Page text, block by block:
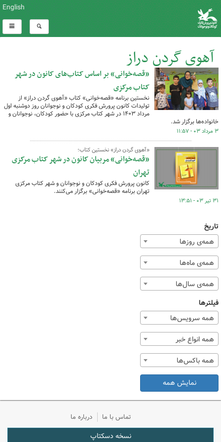
English
آهوی گردن دراز
کل اخبار:2
«قصه‌خوانی» بر اساس کتاب‌های کانون در شهر
کتاب مرکزی
نخستین برنامه «قصه‌خوانی» کتاب «آهوی گردن دراز» از
تولیدات کانون پرورش فکری کودکان و نوجوانان روز دوشنبه اول
مرداد ۱۴۰۳ در شهر کتاب مرکزی با حضور کودکان، نوجوانان و
خانواده‌ها برگزار شد.
۳ مرداد ۰۳ - ۱۱:۵۷
«آهوی گردن دراز» نخستین کتاب؛
«قصه‌خوانی» مربیان کانون در شهر کتاب مرکزی
تهران
کانون پرورش فکری کودکان و نوجوانان و شهر کتاب مرکزی
تهران برنامه «قصه‌خوانی» برگزار می‌کنند.
۳۱ تیر ۰۳ - ۱۳:۵۱
تاریخ
همه‌ی روزها
همه‌ی ماه‌ها
همه‌ی سال‌ها
فیلترها
همه سرویس‌ها
همه انواع خبر
همه باکس‌ها
نمایش همه
تماس با ما درباره ما
نسخه دسکتاپ